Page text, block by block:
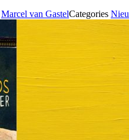
Marcel van GastelCategories